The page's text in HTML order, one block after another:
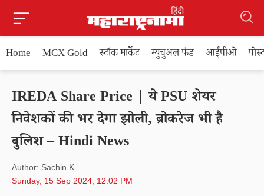
Home MCX Gold स्टॉक मार्केट म्युचुअल फंड आईपीओ
IREDA Share Price | ये PSU शेयर
निवेशकों की भर देगा झोली, ब्रोकरेज भी है
बुलिश – Hindi News
Author: Sachin K
Sunday, 15 Sep 2024, 12.02 PM